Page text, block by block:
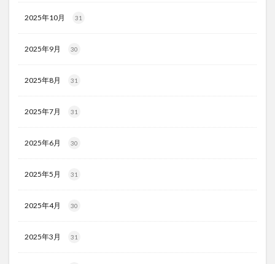
2025年10月 31
2025年9月 30
2025年8月 31
2025年7月 31
2025年6月 30
2025年5月 31
2025年4月 30
2025年3月 31